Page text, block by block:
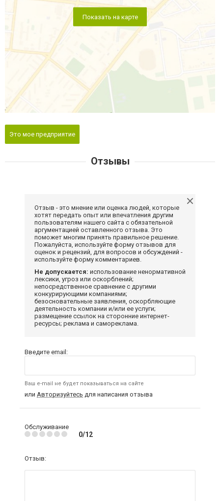
Показать на карте
Это мое предприятие
Отзывы
Отзыв - это мнение или оценка людей, которые
хотят передать опыт или впечатления другим
пользователям нашего сайта с обязательной
аргументацией оставленного отзыва. Это
поможет многим принять правильное решение.
Пожалуйста, используйте форму отзывов для
оценок и рецензий, для вопросов и обсуждений -
используйте форму комментариев.
Не допускается: использование ненормативной
лексики, угроз или оскорблений;
непосредственное сравнение с другими
конкурирующими компаниями;
безосновательные заявления, оскорбляющие
деятельность компании и/или ее услуги;
размещение ссылок на сторонние интернет-
ресурсы; реклама и самореклама.
Введите email:
Ваш e-mail не будет показываться на сайте
или Авторизуйтесь для написания отзыва
Обслуживание
0/12
Отзыв: